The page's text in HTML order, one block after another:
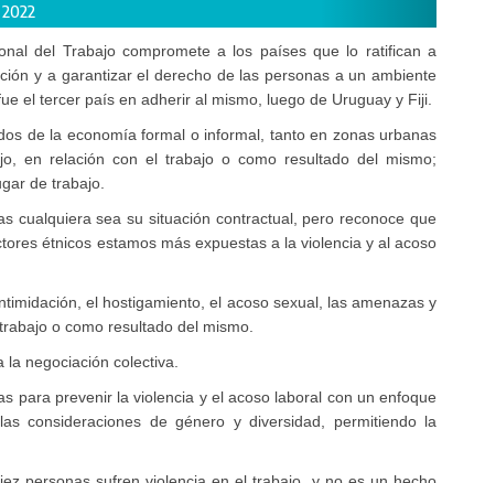
del Trabajo compromete a los países que lo ratifican a
y a garantizar el derecho de las personas a un ambiente
el tercer país en adherir al mismo, luego de Uruguay y Fiji.
de la economía formal o informal, tanto en zonas urbanas
en relación con el trabajo o como resultado del mismo;
de trabajo.
cualquiera sea su situación contractual, pero reconoce que
étnicos estamos más expuestas a la violencia y al acoso
el hostigamiento, el acoso sexual, las amenazas y
o como resultado del mismo.
negociación colectiva.
para prevenir la violencia y el acoso laboral con un enfoque
consideraciones de género y diversidad, permitiendo la